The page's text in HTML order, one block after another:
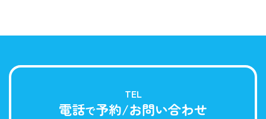
TEL
電話で予約/お問い合わせ